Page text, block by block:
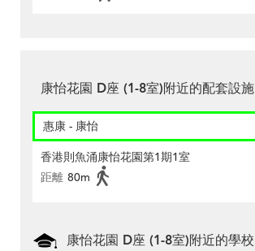
康怡花園 D座 (1-8室)附近的配套設施
惠康 - 康怡
香港則魚涌康怡花園第1期1室
距離 80m
康怡花園 D座 (1-8室)附近的學校